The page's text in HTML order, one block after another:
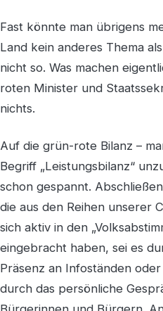
Fast könnte man übrigens
Land kein anderes Thema
nicht so. Was machen
roten Minister und
nichts.
Auf die grün-rote Bilanz –
Begriff „Leistungsbilanz“
schon gespannt.
die aus den Reihen unserer
sich aktiv in den
eingebracht haben, sei es
Präsenz an Infoständen
durch das persönliche